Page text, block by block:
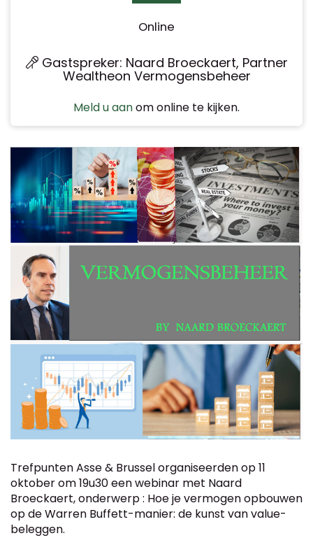
Online
Gastspreker: Naard Broeckaert, Partner
Wealtheon Vermogensbeheer
Meld u aanom online te kijken.
Trefpunten Asse & Brussel organiseerden op 11
oktober om 19u30 een webinar met Naard
Broeckaert, onderwerp : Hoe je vermogen opbouwen
op de Warren Buffett-manier: de kunst van value-
beleggen.